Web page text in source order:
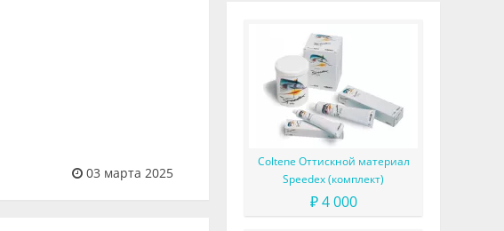
03 марта 2025
Coltene Оттискной материал
Speedex (комплект)
₽ 4 000